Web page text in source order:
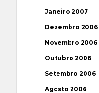
Janeiro 2007
Dezembro 2006
Novembro 2006
Outubro 2006
Setembro 2006
Agosto 2006